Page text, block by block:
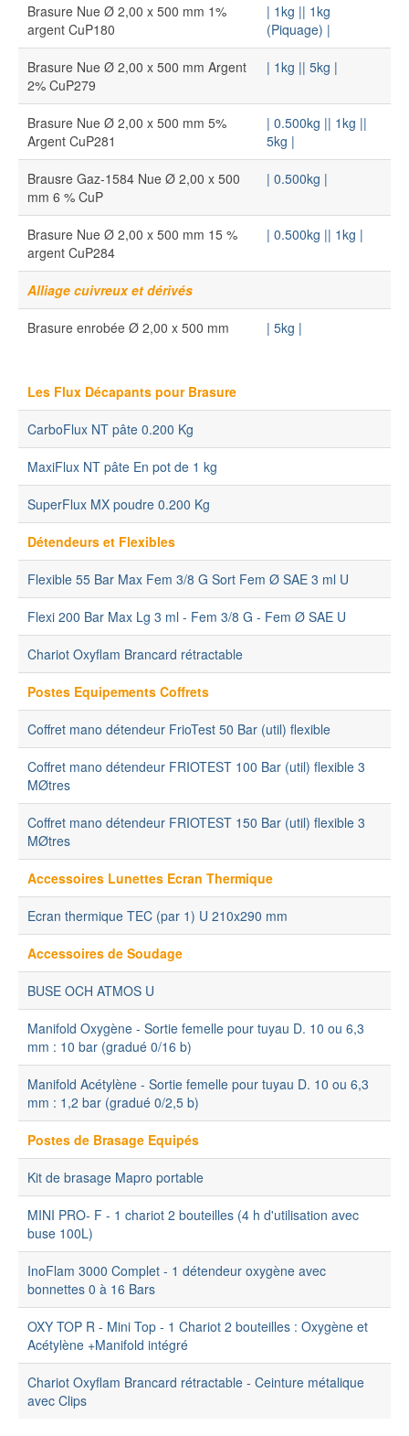
Brasure Nue Ø 2,00 x 500 mm 1%
argent CuP180
| 1kg || 1kg
(Piquage) |
Brasure Nue Ø 2,00 x 500 mm Argent
2% CuP279
| 1kg || 5kg |
Brasure Nue Ø 2,00 x 500 mm 5%
Argent CuP281
| 0.500kg || 1kg ||
5kg |
Brausre Gaz-1584 Nue Ø 2,00 x 500
mm 6 % CuP
| 0.500kg |
Brasure Nue Ø 2,00 x 500 mm 15 %
argent CuP284
| 0.500kg || 1kg |
Alliage cuivreux et dérivés
Brasure enrobée Ø 2,00 x 500 mm | 5kg |
Les Flux Décapants pour Brasure
CarboFlux NT pâte 0.200 Kg
MaxiFlux NT pâte En pot de 1 kg
SuperFlux MX poudre 0.200 Kg
Détendeurs et Flexibles
Flexible 55 Bar Max Fem 3/8 G Sort Fem Ø SAE 3 ml U
Flexi 200 Bar Max Lg 3 ml - Fem 3/8 G - Fem Ø SAE U
Chariot Oxyflam Brancard rétractable
Postes Equipements Coffrets
Coffret mano détendeur FrioTest 50 Bar (util) flexible
Coffret mano détendeur FRIOTEST 100 Bar (util) flexible 3
MØtres
Coffret mano détendeur FRIOTEST 150 Bar (util) flexible 3
MØtres
Accessoires Lunettes Ecran Thermique
Ecran thermique TEC (par 1) U 210x290 mm
Accessoires de Soudage
BUSE OCH ATMOS U
Manifold Oxygène - Sortie femelle pour tuyau D. 10 ou 6,3
mm : 10 bar (gradué 0/16 b)
Manifold Acétylène - Sortie femelle pour tuyau D. 10 ou 6,3
mm : 1,2 bar (gradué 0/2,5 b)
Postes de Brasage Equipés
Kit de brasage Mapro portable
MINI PRO- F - 1 chariot 2 bouteilles (4 h d'utilisation avec
buse 100L)
InoFlam 3000 Complet - 1 détendeur oxygène avec
bonnettes 0 à 16 Bars
OXY TOP R - Mini Top - 1 Chariot 2 bouteilles : Oxygène et
Acétylène +Manifold intégré
Chariot Oxyflam Brancard rétractable - Ceinture métalique
avec Clips